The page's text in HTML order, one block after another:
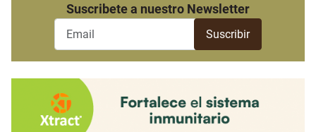
Suscribete a nuestro Newsletter